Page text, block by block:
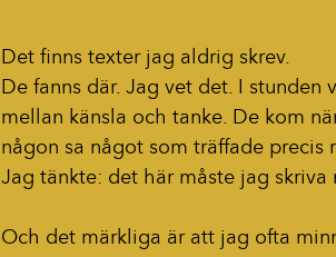
Det finns texter jag aldrig skrev.
De fanns där. Jag vet det. I stunden
mellan känsla och tanke. De kom
någon sa något som träffade precis
Jag tänkte: det här måste jag
Och det märkliga är att jag ofta